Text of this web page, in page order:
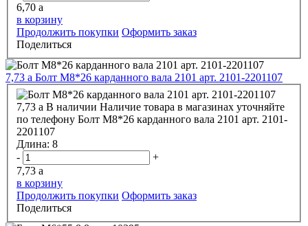
6,70 a
в корзину
Продолжить покупки Оформить заказ
Поделиться
7,73 a Болт М8*26 карданного вала 2101 арт. 2101-2201107
7,73 a В наличии Наличие товара в магазинах уточняйте
по телефону Болт М8*26 карданного вала 2101 арт. 2101-
2201107
Длина: 8
-
+
7,73 a
в корзину
Продолжить покупки Оформить заказ
Поделиться